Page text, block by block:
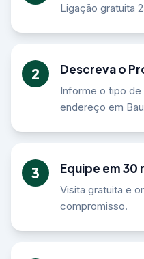
Ligação gratuita
2 Descreva o
Informe o tipo
endereço em
3 Equipe em 30
Visita gratuita e
compromisso.